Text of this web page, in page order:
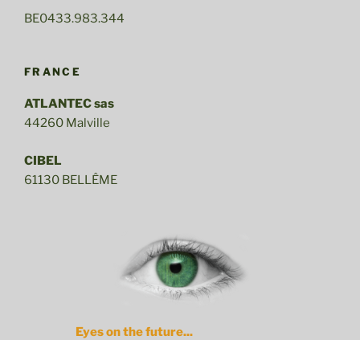
BE0433.983.344
FRANCE
ATLANTEC sas
44260 Malville
CIBEL
61130 BELLÊME
Eyes on the future...